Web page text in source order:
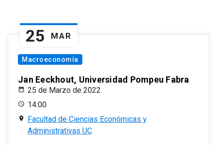
25 MAR
Macroeconomía
Jan Eeckhout, Universidad Pompeu Fabra
25 de Marzo de 2022
14:00
Facultad de Ciencias Económicas y
Administrativas UC